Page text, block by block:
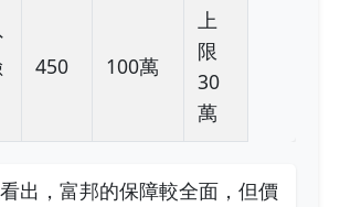
450 100萬
上
限
30
萬
出，富邦的保障較全面，但價